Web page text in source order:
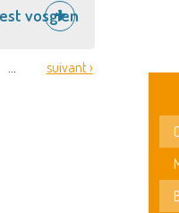
vosgien
…
suivant ›